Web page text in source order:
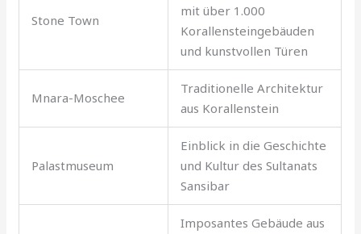
Stone Town
mit über 1.000
Korallensteingebäuden
und kunstvollen Türen
Mnara-Moschee
Traditionelle Architektur
aus Korallenstein
Palastmuseum
Einblick in die Geschichte
und Kultur des Sultanats
Sansibar
Imposantes Gebäude aus